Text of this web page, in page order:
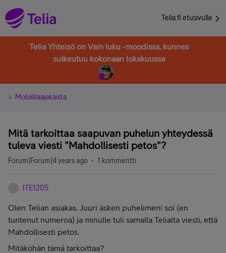
Telia.fi etusivulle
Telia Yhteisö on Vain luku -moodissa, kunnes
sulkeutuu kokonaan lokakuussa
Mobiililaajakaista
Mitä tarkoittaa saapuvan puhelun yhteydessä
tuleva viesti "Mahdollisesti petos"?
Forum|Forum|4 years ago 1 kommentti
ITE1205
Olen Telian asiakas. Juuri äsken puhelimeni soi (en
tuntenut numeroa) ja minulle tuli samalla Telialta viesti, että
Mahdollisesti petos.
Mitäköhän tämä tarkoittaa?